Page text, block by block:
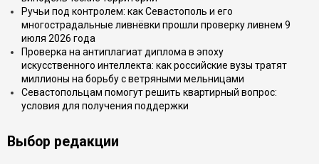
Ручьи под контролем: как Севастополь и его
многострадальные ливнёвки прошли проверку ливнем 9
июля 2026 года
Проверка на антиплагиат диплома в эпоху
искусственного интеллекта: как российские вузы тратят
миллионы на борьбу с ветряными мельницами
Севастопольцам помогут решить квартирный вопрос:
условия для получения поддержки
Выбор редакции